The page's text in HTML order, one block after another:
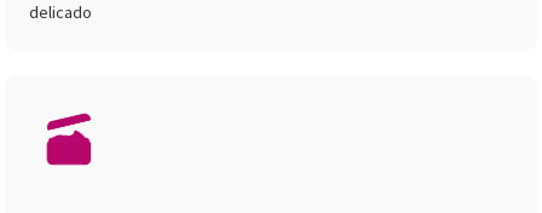
delicado